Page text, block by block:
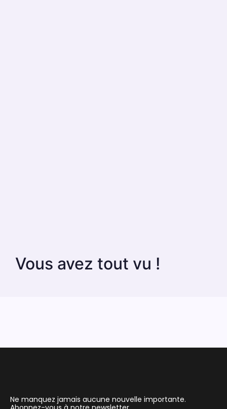
Vous avez tout vu !
Ne manquez jamais aucune nouvelle importante.